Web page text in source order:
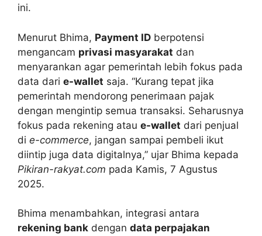
ini.
Menurut Bhima, Payment ID berpotensi
mengancam privasi masyarakat dan
menyarankan agar pemerintah lebih fokus pada
data dari e-wallet saja. “Kurang tepat jika
pemerintah mendorong penerimaan pajak
dengan mengintip semua transaksi. Seharusnya
fokus pada rekening atau e-wallet dari penjual
di e-commerce, jangan sampai pembeli ikut
diintip juga data digitalnya,” ujar Bhima kepada
Pikiran-rakyat.com pada Kamis, 7 Agustus
2025.
Bhima menambahkan, integrasi antara
rekening bank dengan data perpajakan